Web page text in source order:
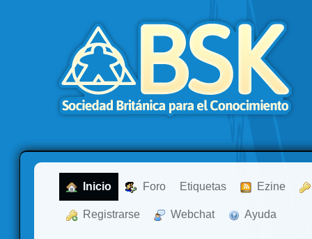
Inicio Foro Etiquetas Ezine
Registrarse Webchat Ayuda